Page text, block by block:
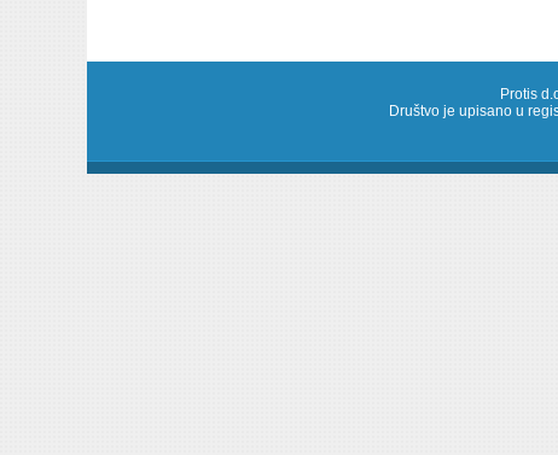
Protis
Društvo je upisano u